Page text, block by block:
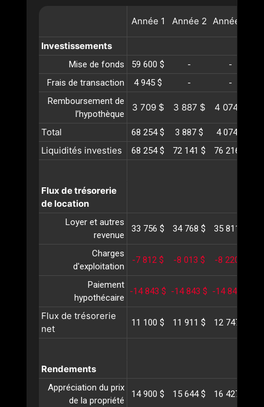
Année 1 Année 2 Année
Investissements
Mise de fonds 59 600 $ -
-
Frais de transaction
4 945 $ -
-
Remboursement de
l’hypothèque
3 709 $ 3 887 $ 4 074 $
Total 68 254 $ 3 887 $ 4 074 $
Liquidités investies 68 254 $ 72 141 $ 76 216 $
Flux de trésorerie
de location
Loyer et autres
revenue
33 756 $ 34 768 $ 35 811 $
Charges
d'exploitation
-7 812 $ -8 013 $ -8 220 $
Paiement
hypothécaire
-14 843 $ -14 843 $ -14 843 $
Flux de trésorerie
net
11 100 $ 11 911 $ 12 747 $
Rendements
Appréciation du prix
de la propriété
14 900 $ 15 644 $ 16 427 $